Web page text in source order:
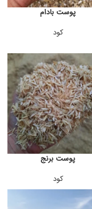
پوست بادام
کود
پوست برنج
کود